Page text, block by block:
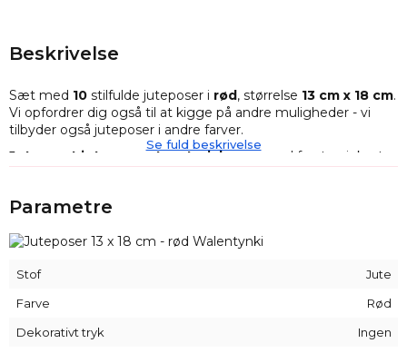
Beskrivelse
Sæt med 10 stilfulde juteposer i rød, størrelse 13 cm x 18 cm.
Vi opfordrer dig også til at kigge på andre muligheder - vi
tilbyder også juteposer i andre farver.
Jute er et interessant materiale, som ved første øjekast
og afgive den tilbage med tiden, og derfor er de perfekte til
Vi tilbyderposer fremstillet afnaturlig og syntetisk jute,
men uanset dens oprindelse vil den forføre dig med sit "vilde"
økologisk mad og andre økologiske produkter, så den er
Se fuld beskrivelse
Parametre
Stof
Jute
Farve
Rød
Dekorativt tryk
Ingen